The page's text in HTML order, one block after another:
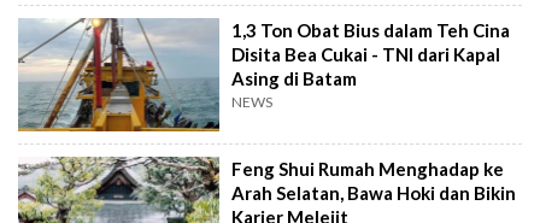
1,3 Ton Obat Bius dalam Teh Cina
Disita Bea Cukai - TNI dari Kapal
Asing di Batam
NEWS
Feng Shui Rumah Menghadap ke
Arah Selatan, Bawa Hoki dan Bikin
Karier Melejit